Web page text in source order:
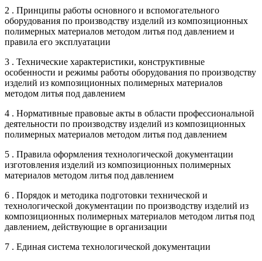
2 . Принципы работы основного и вспомогательного
оборудования по производству изделий из композиционных
полимерных материалов методом литья под давлением и
правила его эксплуатации
3 . Технические характеристики, конструктивные
особенности и режимы работы оборудования по производству
изделий из композиционных полимерных материалов
методом литья под давлением
4 . Нормативные правовые акты в области профессиональной
деятельности по производству изделий из композиционных
полимерных материалов методом литья под давлением
5 . Правила оформления технологической документации
изготовления изделий из композиционных полимерных
материалов методом литья под давлением
6 . Порядок и методика подготовки технической и
технологической документации по производству изделий из
композиционных полимерных материалов методом литья под
давлением, действующие в организации
7 . Единая система технологической документации